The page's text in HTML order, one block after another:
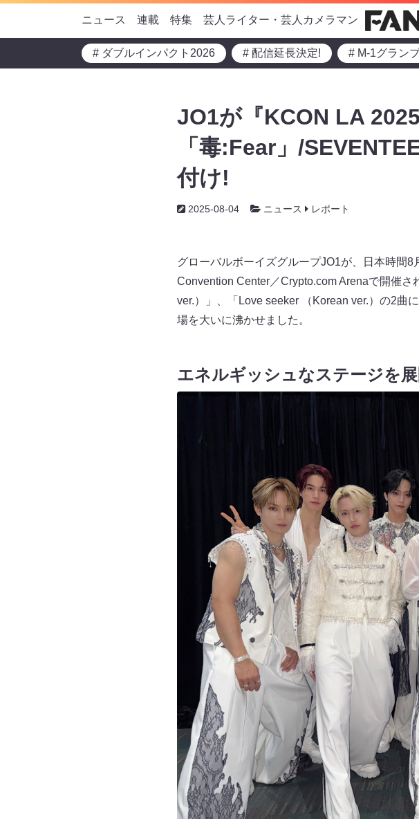
ニュース 連載 特集 芸人ライター・芸人カメラマン
# ダブルインパクト2026 # 配信延長決定! # M-1グラン
JO1が『KCON LA
「毒:Fear」/
付け!
2025-08-04 ニュース レポート
グローバルボーイズグループJO1が、日本時間
Convention Center／Crypto.com Arenaで開催
ver.）」、「Love seeker （Korean ver.）の2曲
場を大いに沸かせました。
エネルギッシュなステージを展